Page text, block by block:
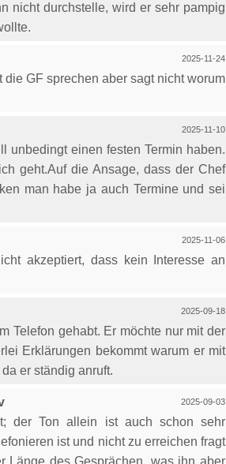
nicht durchstelle, wird er sehr pampig
2025-11-24
GF sprechen aber sagt nicht worum
2025-11-10
unbedingt einen festen Termin haben.
geht.Auf die Ansage, dass der Chef
man habe ja auch Termine und sei
2025-11-06
akzeptiert, dass kein Interesse an
2025-09-18
Telefon gehabt. Er möchte nur mit der
Erklärungen bekommt warum er mit
er ständig anruft.
2025-09-03
der Ton allein ist auch schon sehr
ist und nicht zu erreichen fragt
Länge des Gesprächen, was ihn aber